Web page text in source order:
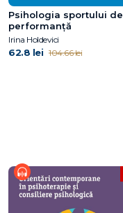
Psihologia sportului de
performanță
Irina Holdevici
62.8 lei 104.66 lei